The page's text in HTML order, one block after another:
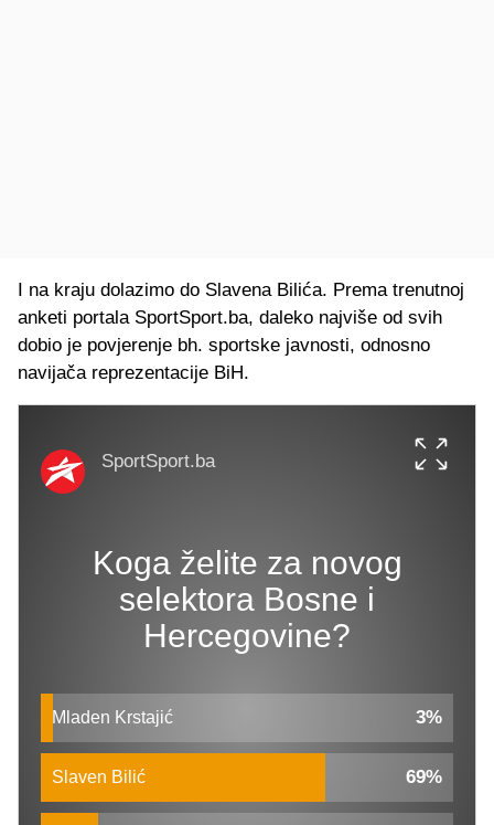
I na kraju dolazimo do Slavena Bilića. Prema trenutnoj
anketi portala SportSport.ba, daleko najviše od svih
dobio je povjerenje bh. sportske javnosti, odnosno
navijača reprezentacije BiH.
SportSport.ba
Koga želite za novog
selektora Bosne i
Hercegovine?
Mladen Krstajić 3%
Slaven Bilić 69%